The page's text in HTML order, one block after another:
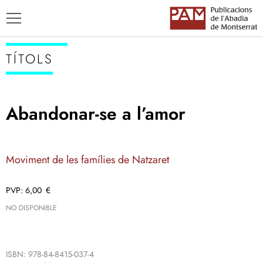
ENSENYAMENT CATALÀ
TÍTOLS
Abandonar-se a l’amor
Moviment de les famílies de Natzaret
6,00 €
NO DISPONIBLE
ISBN: 978-84-8415-037-4